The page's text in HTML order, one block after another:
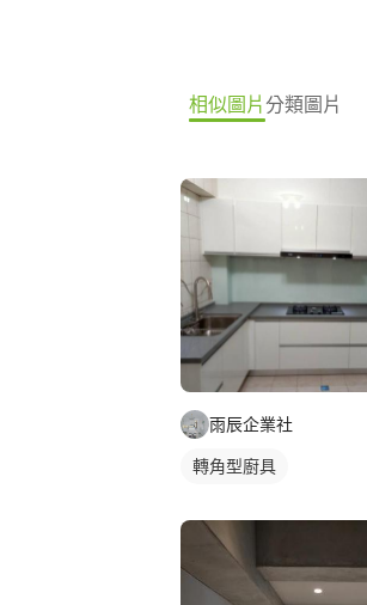
相似圖片分類圖片
雨辰企業社
轉角型廚具